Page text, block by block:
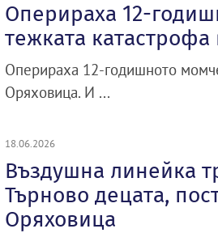
Оперираха 12-
тежката
Оперираха 12-годишното
Оряховица. И ...
18.06.2026
Въздушна линейка
Търново децата,
Оряховица